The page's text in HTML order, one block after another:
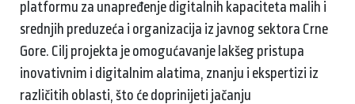
platformu za unapređenje digitalnih kapaciteta malih i
srednjih preduzeća i organizacija iz javnog sektora Crne
Gore. Cilj projekta je omogućavanje lakšeg pristupa
inovativnim i digitalnim alatima, znanju i ekspertizi iz
različitih oblasti, što će doprinijeti jačanju